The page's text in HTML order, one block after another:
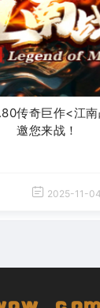
传奇巨作<江南
邀您来战！
2025-11-04